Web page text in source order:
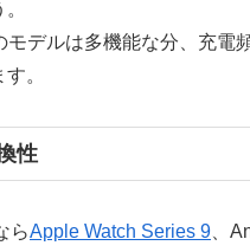
モデルは多機能な分、充電
。
性
らApple Watch Series 9 、